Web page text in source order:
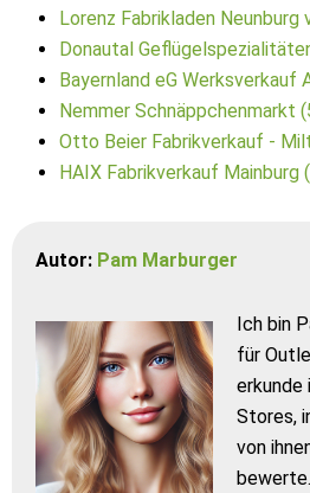
Lorenz Fabrikladen Neunburg
Donautal
Bayernland eG Werksverkauf
Nemmer Schnäppchenmarkt
Otto Beier Fabrikverkauf -
HAIX Fabrikverkauf Mainburg
Autor: Pam Marburger
Ich bin
für
erkunde
Stores,
von